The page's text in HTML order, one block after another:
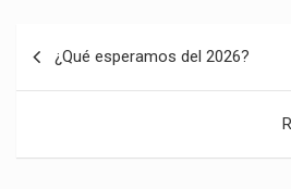
¿Qué esperamos del 2026?